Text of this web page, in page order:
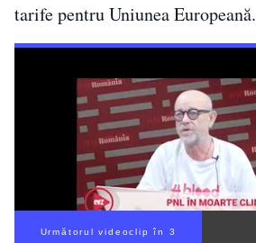
tarife pentru Uniunea Europeană.
Următorul videoclip în 2